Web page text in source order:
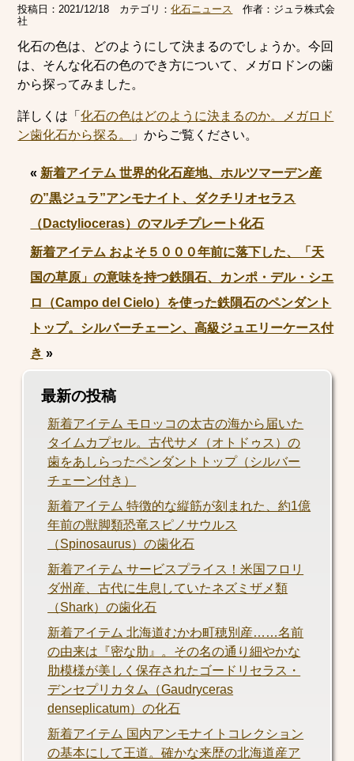
投稿日：2021/12/18 カテゴリ：化石ニュース 作者： ジュラ株式会
社
化石の色は、どのようにして決まるのでしょうか。今回
は、そんな化石の色のでき方について、メガロドンの歯
から探ってみました。
詳しくは「化石の色はどのように決まるのか。メガロド
ン歯化石から探る。
」からご覧ください。
« 新着アイテム 世界的化石産地、ホルツマーデン産
の”黒ジュラ”アンモナイト、ダクチリオセラス
（Dactylioceras）のマルチプレート化石
新着アイテム およそ５０００年前に落下した、「天
国の草原」の意味を持つ鉄隕石、カンポ・デル・シエ
ロ（Campo del Cielo）を使った鉄隕石のペンダント
トップ。シルバーチェーン、高級ジュエリーケース付
き »
最新の投稿
新着アイテム モロッコの太古の海から届いた
タイムカプセル。古代サメ（オトドゥス）の
歯をあしらったペンダントトップ（シルバー
チェーン付き）
新着アイテム 特徴的な縦筋が刻まれた、約1億
年前の獣脚類恐竜スピノサウルス
（Spinosaurus）の歯化石
新着アイテム サービスプライス！米国フロリ
ダ州産、古代に生息していたネズミザメ類
（Shark）の歯化石
新着アイテム 北海道むかわ町穂別産……名前
の由来は『密な肋』。その名の通り細やかな
肋模様が美しく保存されたゴードリセラス・
デンセプリカタム（Gaudryceras
denseplicatum）の化石
新着アイテム 国内アンモナイトコレクション
の基本にして王道。確かな来歴の北海道産ア